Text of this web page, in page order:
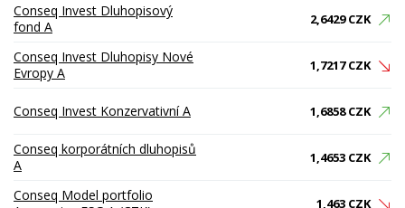
Conseq Invest Dluhopisový
fond A
2,6429 CZK
Conseq Invest Dluhopisy Nové
Evropy A
1,7217 CZK
Conseq Invest Konzervativní A 1,6858 CZK
Conseq korporátních dluhopisů
A
1,4653 CZK
Conseq Model portfolio
1,463 CZK